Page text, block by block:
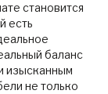
становится
есть
баланс
изысканным
не только